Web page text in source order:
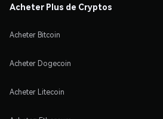
Acheter Plus de Cryptos
Acheter Bitcoin
Acheter Dogecoin
Acheter Litecoin